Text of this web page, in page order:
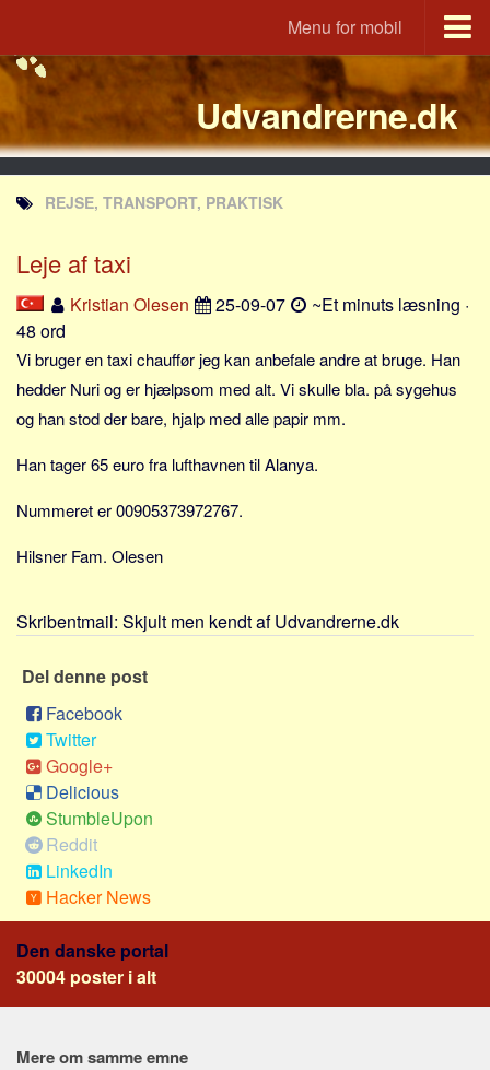
Menu for mobil
Portal
Udvandrerne.dk
Utvandrerne.no
Utvandrarna.se
Tyskland.dk
England.dk
Rusland.dk
JLKM.dk
Lande
Tyrkiet
Spanien
Frankrig
Thailand
Grækenland
USA
Alle
Nøgleord
Bolig
Job
Virksomhed
Investering
Pension og opsparing
Forbrug
Social sikring og sundhed
Alle
Udvandrerne.dk
REJSE, TRANSPORT, PRAKTISK
Leje af taxi
Kristian Olesen 25-09-07
~Et minuts læsning ·
48 ord
Vi bruger en taxi chauffør jeg kan anbefale andre at bruge. Han
hedder Nuri og er hjælpsom med alt. Vi skulle bla. på sygehus
og han stod der bare, hjalp med alle papir mm.
Han tager 65 euro fra lufthavnen til Alanya.
Nummeret er 00905373972767.
Hilsner Fam. Olesen
Skribentmail: Skjult men kendt af Udvandrerne.dk
Del denne post
Facebook
Twitter
Google+
Delicious
StumbleUpon
Reddit
LinkedIn
Hacker News
Den danske portal
30004 poster i alt
Mere om samme emne